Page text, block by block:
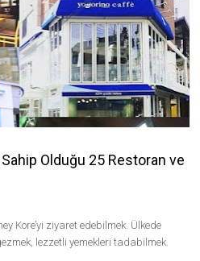
Olduğu 25 Restoran ve
Kore’yi ziyaret edebilmek. Ülkede
lezzetli yemekleri tadabilmek.